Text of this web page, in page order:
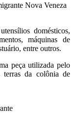
Nova Veneza
domésticos,
máquinas de
entre outros.
peça utilizada pelo
terras da colônia de